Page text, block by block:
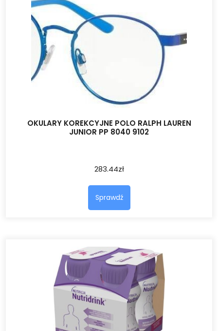
OKULARY KOREKCYJNE POLO RALPH LAUREN
JUNIOR PP 8040 9102
283.44zł
Sprawdź